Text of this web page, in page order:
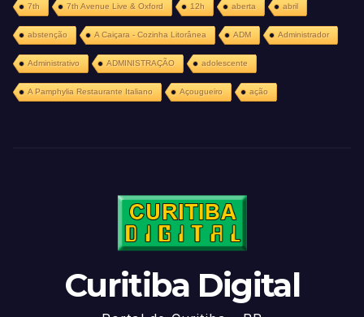
7th 7th Avenue Live & Oxford 12h aberta abril
abstenção A Caiçara - Cozinha Litorânea ADM Administrador
Administrativo ADMINISTRAÇÃO adolescente
A Pamphylia Restaurante Italiano Açougueiro ação
Curitiba Digital